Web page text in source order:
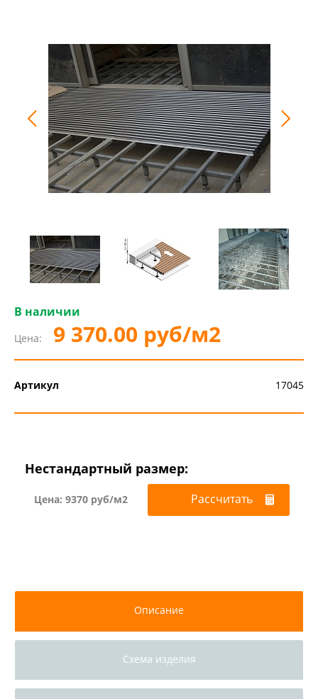
В наличии
Цена: 9 370.00 руб/м2
Артикул 17045
Нестандартный размер:
Цена: 9370 руб/м2 Рассчитать
Описание
Схема изделия